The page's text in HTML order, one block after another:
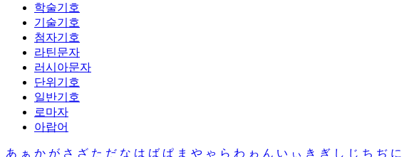
학술기호
기술기호
첨자기호
라틴문자
러시아문자
단위기호
일반기호
로마자
아랍어
あ ぁ か が さ ざ た だ な は ば ぱ ま や ゃ ら わ ゎ ん い ぃ き ぎ し じ ち ぢ に